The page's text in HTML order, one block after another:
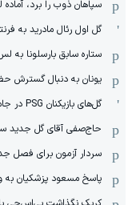
سپاهان ذوب را برد، آماده
گل اول رئال مادرید به
ستاره سابق بارسلونا
یونان به دنبال گسترش
گل‌های بازیکنان PSG در جام جهانی 2026
حاج‌صفی آقای گل جدید
سردار آزمون برای فصل
پاسخ مسعود پزشکیان